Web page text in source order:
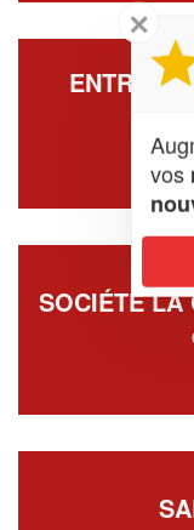
SOCIÉTÉ LA
✕
vos